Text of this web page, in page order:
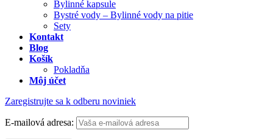
Bylinné kapsule
Bystré vody – Bylinné vody na pitie
Sety
Kontakt
Blog
Košík
Pokladňa
Môj účet
Zaregistrujte sa k odberu noviniek
E-mailová adresa: